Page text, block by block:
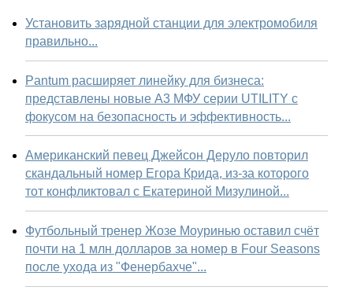
Установить зарядной станции для электромобиля
правильно...
Pantum расширяет линейку для бизнеса:
представлены новые А3 МФУ серии UTILITY с
фокусом на безопасность и эффективность...
Американский певец Джейсон Деруло повторил
скандальный номер Егора Крида, из-за которого
тот конфликтовал с Екатериной Мизулиной...
Футбольный тренер Жозе Моуринью оставил счёт
почти на 1 млн долларов за номер в Four Seasons
после ухода из "Фенербахче"...